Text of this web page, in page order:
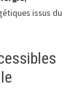
issus du